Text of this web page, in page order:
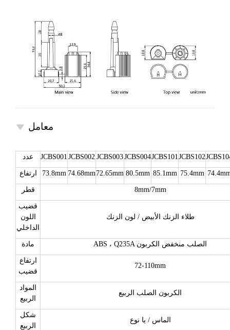
معامل
عدد JCBS001 JCBS002 JCBS003JCBS004JCBS101 JCBS102
ارتفاع 73.8mm 74.68mm 72.65mm 80.5mm 85.1mm 75.4mm
قطر 8mm/7mm
قضيب
اللون
الداخلي
طلاء الزنك الأبيض / لون الزنك
مادة ABS ، Q235A الصلب منخفض الكربون
ارتفاع
قضيب
72-110mm
المواد
الربيع
الكربون الصلب الربيع
شكل
الربيع
الماس / يا نوع